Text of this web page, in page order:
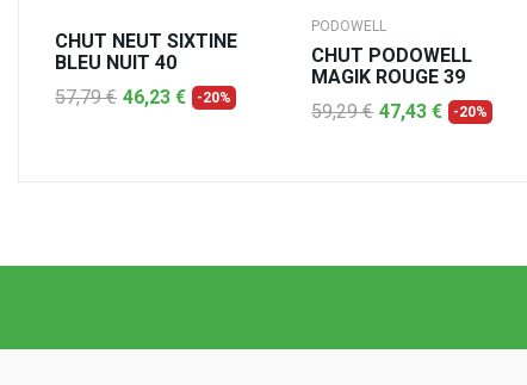
CHUT NEUT SIXTINE
BLEU NUIT 40
57,79 € 46,23 € -20%
PODOWELL
CHUT PODOWELL
MAGIK ROUGE 39
59,29 € 47,43 € -20%